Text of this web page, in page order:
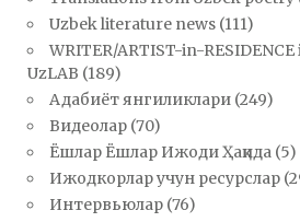
Uzbek literature news (111)
WRITER/ARTIST-in-RESIDENCE
UzLAB (189)
Адабиёт янгиликлари (249)
Видеолар (70)
Ёшлар Ёшлар Ижоди Ҳақида (5)
Ижодкорлар учун ресурслар
Интервьюлар (76)